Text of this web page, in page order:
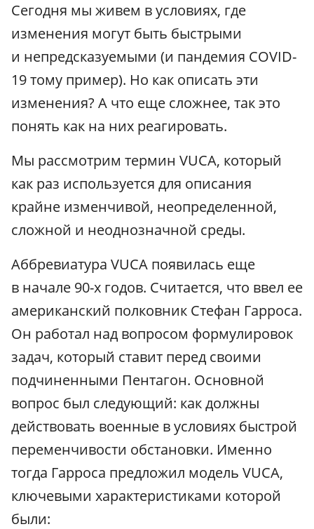
Сегодня мы живем в условиях, где
изменения могут быть быстрыми
и непредсказуемыми (и пандемия COVID-
19 тому пример). Но как описать эти
изменения? А что еще сложнее, так это
понять как на них реагировать.
Мы рассмотрим термин VUCA, который
как раз используется для описания
крайне изменчивой, неопределенной,
сложной и неоднозначной среды.
Аббревиатура VUCA появилась еще
в начале 90-х годов. Считается, что ввел ее
американский полковник Стефан Гарроса.
Он работал над вопросом формулировок
задач, который ставит перед своими
подчиненными Пентагон. Основной
вопрос был следующий: как должны
действовать военные в условиях быстрой
переменчивости обстановки. Именно
тогда Гарроса предложил модель VUCA,
ключевыми характеристиками которой
были: